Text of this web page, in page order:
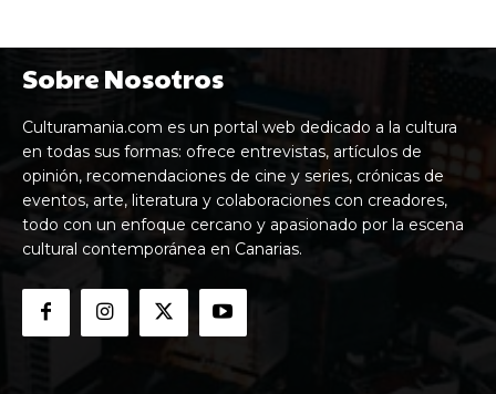
Sobre Nosotros
Culturamania.com es un portal web dedicado a la cultura
en todas sus formas: ofrece entrevistas, artículos de
opinión, recomendaciones de cine y series, crónicas de
eventos, arte, literatura y colaboraciones con creadores,
todo con un enfoque cercano y apasionado por la escena
cultural contemporánea en Canarias.